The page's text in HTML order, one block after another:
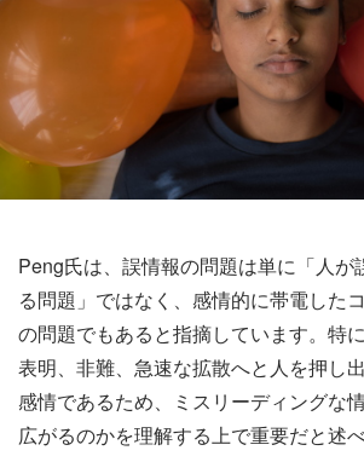
Peng氏は、誤情報の問題は単に「人が
る問題」ではなく、感情的に帯電した
の問題でもあると指摘しています。特
表明、非難、急速な拡散へと人を押し
感情であるため、ミスリーディングな
広がるのかを理解する上で重要だと述べ